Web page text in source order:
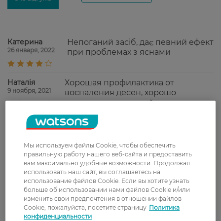
Катерина
26 января, 2022
Непоганий засіб, дає певний ефект
при проблемах з яснами
Наталія
9 ноября, 2021
Хорошая профилактика от
воспаления десен, хорошо
освежает, не пекучий
Наталія
26 января, 2021
Один из лучших ополаскивателей
лёгким противовоспалительным
эффектом; вкус приемлемый.
Світлана
23 января, 2021
Ополіскувач гідний уваги, добре
доглядає за зубами, має
специфічний присмак.
Sergey
У средства ярко выраженный, но в
Мы используем файлы Cookie, чтобы обеспечить
правильную работу нашего веб-сайта и предоставить
вам максимально удобные возможности. Продолжая
использовать наш сайт, вы соглашаетесь на
использование файлов Cookie. Если вы хотите узнать
больше об использовании нами файлов Cookie и/или
изменить свои предпочтения в отношении файлов
Cookie, пожалуйста, посетите страницу Политика
конфиденциальности